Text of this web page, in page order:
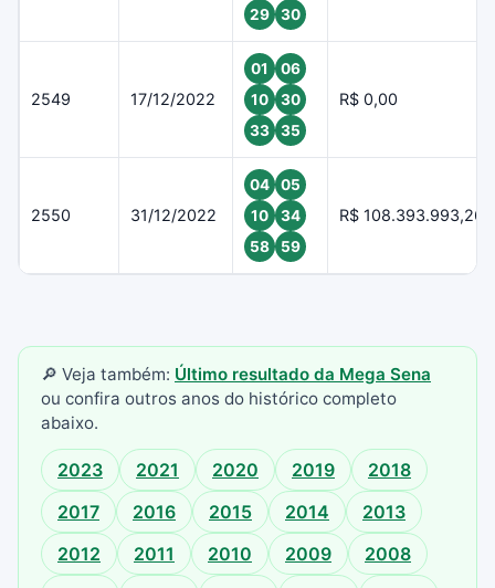
29
30
2549 17/12/2022
01
06
10
30
33
35
R$ 0,00
2550 31/12/2022
04
05
10
34
58
59
R$ 108.393.993,26
🔎 Veja também: Último resultado da Mega Sena
ou confira outros anos do histórico completo
abaixo.
2023 2021 2020 2019
2018
2017
2016 2015 2014
2013
2012
2011 2010 2009
2008